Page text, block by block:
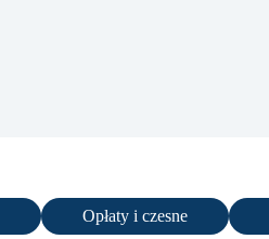
Opłaty i czesne